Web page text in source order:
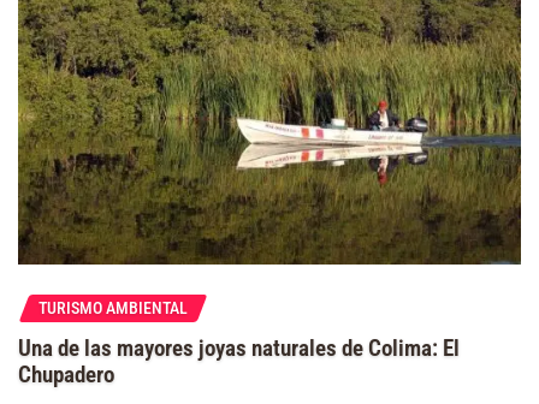
TURISMO AMBIENTAL
Una de las mayores joyas naturales de Colima: El
Chupadero